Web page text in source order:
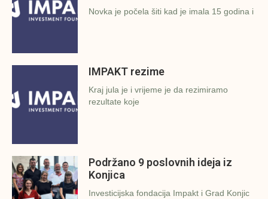
Novka je počela šiti kad je imala 15 godina i
IMPAKT rezime
Kraj jula je i vrijeme je da rezimiramo
rezultate koje
Podržano 9 poslovnih ideja iz
Konjica
Investicijska fondacija Impakt i Grad Konjic